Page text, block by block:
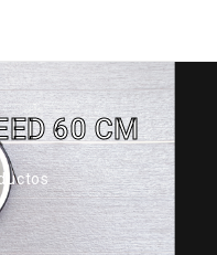
60 CM